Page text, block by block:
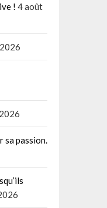
! 4 août
sa passion.